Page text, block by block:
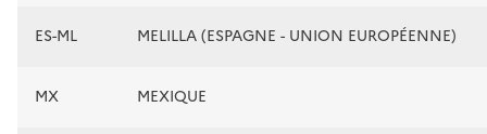
ES-ML MELILLA (ESPAGNE - UNION EUROPÉENNE)
MX MEXIQUE